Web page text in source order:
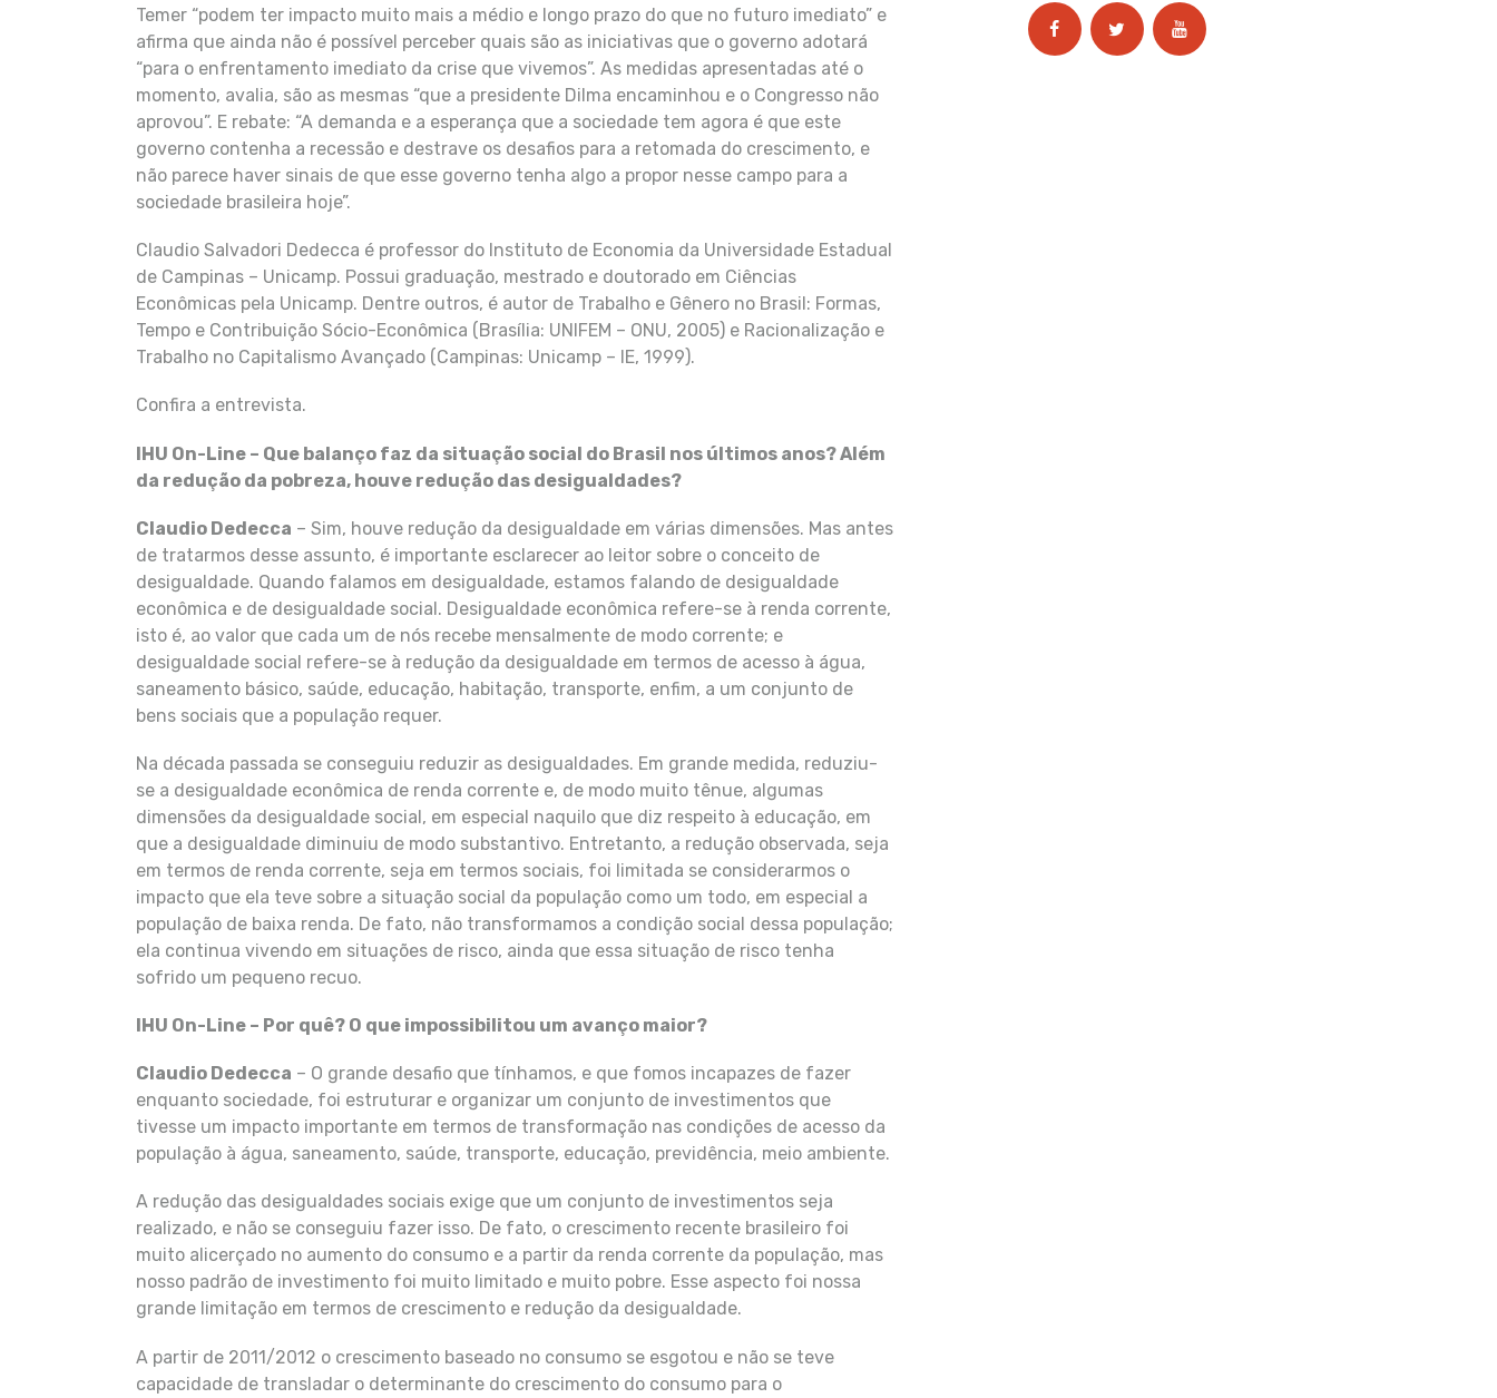
Temer “podem ter impacto muito mais a médio e longo prazo do que no futuro imediato” e
afirma que ainda não é possível perceber quais são as iniciativas que o governo adotará
“para o enfrentamento imediato da crise que vivemos”. As medidas apresentadas até o
momento, avalia, são as mesmas “que a presidente Dilma encaminhou e o Congresso não
aprovou”. E rebate: “A demanda e a esperança que a sociedade tem agora é que este
governo contenha a recessão e destrave os desafios para a retomada do crescimento, e
não parece haver sinais de que esse governo tenha algo a propor nesse campo para a
sociedade brasileira hoje”.
Claudio Salvadori Dedecca é professor do Instituto de Economia da Universidade Estadual
de Campinas – Unicamp. Possui graduação, mestrado e doutorado em Ciências
Econômicas pela Unicamp. Dentre outros, é autor de Trabalho e Gênero no Brasil: Formas,
Tempo e Contribuição Sócio-Econômica (Brasília: UNIFEM – ONU, 2005) e Racionalização e
Trabalho no Capitalismo Avançado (Campinas: Unicamp – IE, 1999).
Confira a entrevista.
IHU On-Line – Que balanço faz da situação social do Brasil nos últimos anos? Além
da redução da pobreza, houve redução das desigualdades?
Claudio Dedecca – Sim, houve redução da desigualdade em várias dimensões. Mas antes
de tratarmos desse assunto, é importante esclarecer ao leitor sobre o conceito de
desigualdade. Quando falamos em desigualdade, estamos falando de desigualdade
econômica e de desigualdade social. Desigualdade econômica refere-se à renda corrente,
isto é, ao valor que cada um de nós recebe mensalmente de modo corrente; e
desigualdade social refere-se à redução da desigualdade em termos de acesso à água,
saneamento básico, saúde, educação, habitação, transporte, enfim, a um conjunto de
bens sociais que a população requer.
Na década passada se conseguiu reduzir as desigualdades. Em grande medida, reduziu-
se a desigualdade econômica de renda corrente e, de modo muito tênue, algumas
dimensões da desigualdade social, em especial naquilo que diz respeito à educação, em
que a desigualdade diminuiu de modo substantivo. Entretanto, a redução observada, seja
em termos de renda corrente, seja em termos sociais, foi limitada se considerarmos o
impacto que ela teve sobre a situação social da população como um todo, em especial a
população de baixa renda. De fato, não transformamos a condição social dessa população;
ela continua vivendo em situações de risco, ainda que essa situação de risco tenha
sofrido um pequeno recuo.
IHU On-Line – Por quê? O que impossibilitou um avanço maior?
Claudio Dedecca – O grande desafio que tínhamos, e que fomos incapazes de fazer
enquanto sociedade, foi estruturar e organizar um conjunto de investimentos que
tivesse um impacto importante em termos de transformação nas condições de acesso da
população à água, saneamento, saúde, transporte, educação, previdência, meio ambiente.
A redução das desigualdades sociais exige que um conjunto de investimentos seja
realizado, e não se conseguiu fazer isso. De fato, o crescimento recente brasileiro foi
muito alicerçado no aumento do consumo e a partir da renda corrente da população, mas
nosso padrão de investimento foi muito limitado e muito pobre. Esse aspecto foi nossa
grande limitação em termos de crescimento e redução da desigualdade.
A partir de 2011/2012 o crescimento baseado no consumo se esgotou e não se teve
capacidade de transladar o determinante do crescimento do consumo para o